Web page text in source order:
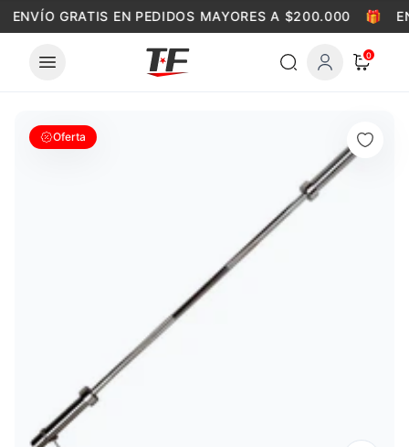
Skip to content
ENVÍO GRATIS EN PEDIDOS MAYORES A $200.000 🎁
0
Oferta